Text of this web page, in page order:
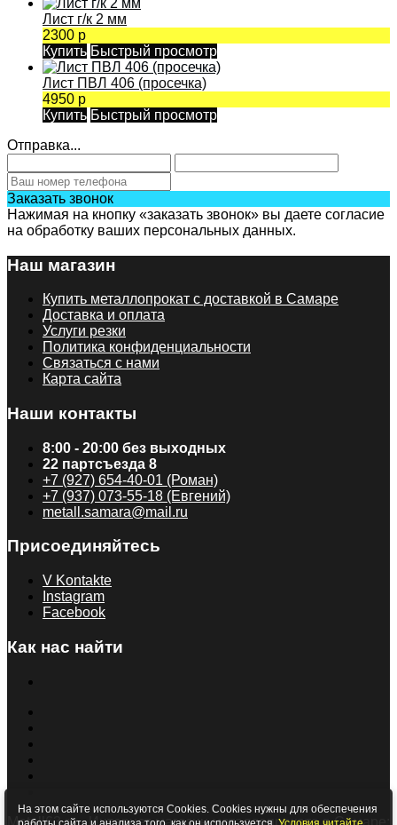
Лист г/к 2 мм
2300 р
Купить Быстрый просмотр
Лист ПВЛ 406 (просечка)
4950 р
Купить Быстрый просмотр
Отправка...
Заказать звонок
Нажимая на кнопку «заказать звонок» вы даете согласие
на обработку ваших персональных данных.
Наш магазин
Купить металлопрокат с доставкой в Самаре
Доставка и оплата
Услуги резки
Политика конфиденциальности
Связаться с нами
Карта сайта
Наши контакты
8:00 - 20:00 без выходных
22 партсъезда 8
+7 (927) 654-40-01 (Роман)
+7 (937) 073-55-18 (Евгений)
metall.samara@mail.ru
Присоединяйтесь
V Kontakte
Instagram
Facebook
Как нас найти
Metall63.ru - Интернет-магазин металлопроката в Самаре:
На этом сайте используются Cookies. Cookies нужны для обеспечения